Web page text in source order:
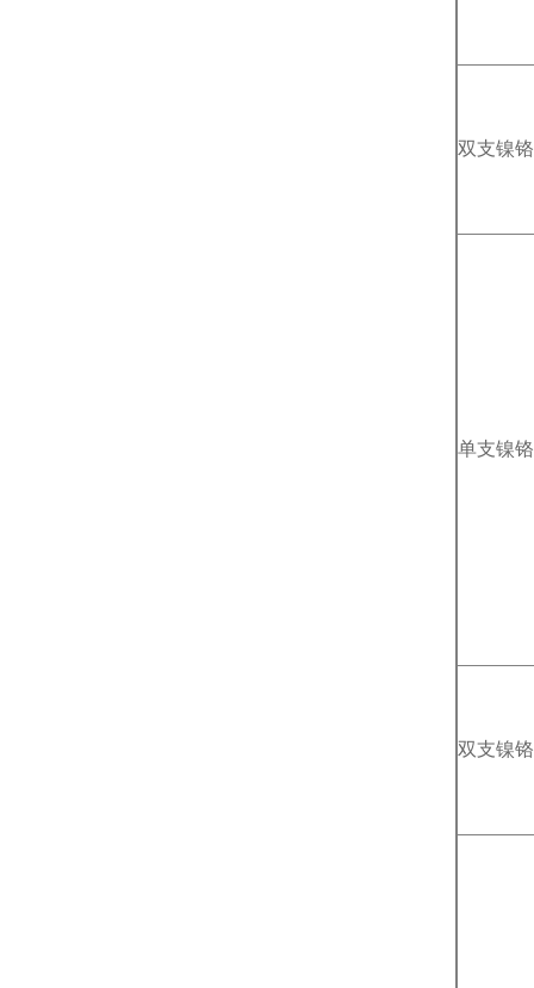
双支镍
单支镍
双支镍